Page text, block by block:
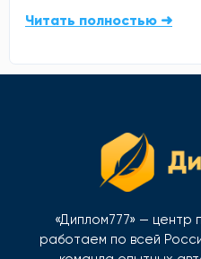
Читать полностью ➜
«Диплом777» —
работаем по всей